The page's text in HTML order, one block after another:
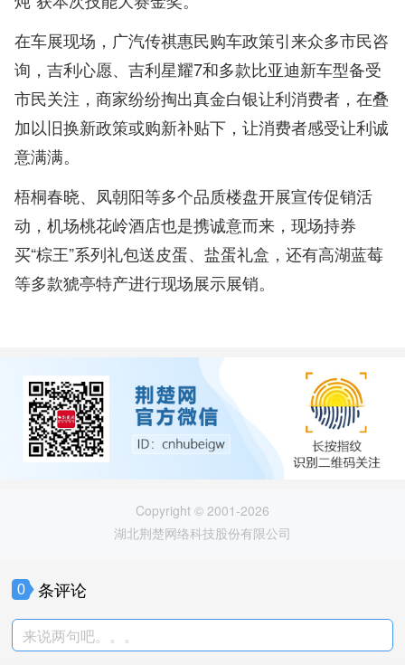
在车展现场，广汽传祺惠民购车政策引来众多市民咨
询，吉利心愿、吉利星耀7和多款比亚迪新车型备受
市民关注，商家纷纷掏出真金白银让利消费者，在叠
加以旧换新政策或购新补贴下，让消费者感受让利诚
意满满。
梧桐春晓、凤朝阳等多个品质楼盘开展宣传促销活
动，机场桃花岭酒店也是携诚意而来，现场持券
买“棕王”系列礼包送皮蛋、盐蛋礼盒，还有高湖蓝莓
等多款猇亭特产进行现场展示展销。
Copyright © 2001-2026
湖北荆楚网络科技股份有限公司
0 条评论
来说两句吧。。。